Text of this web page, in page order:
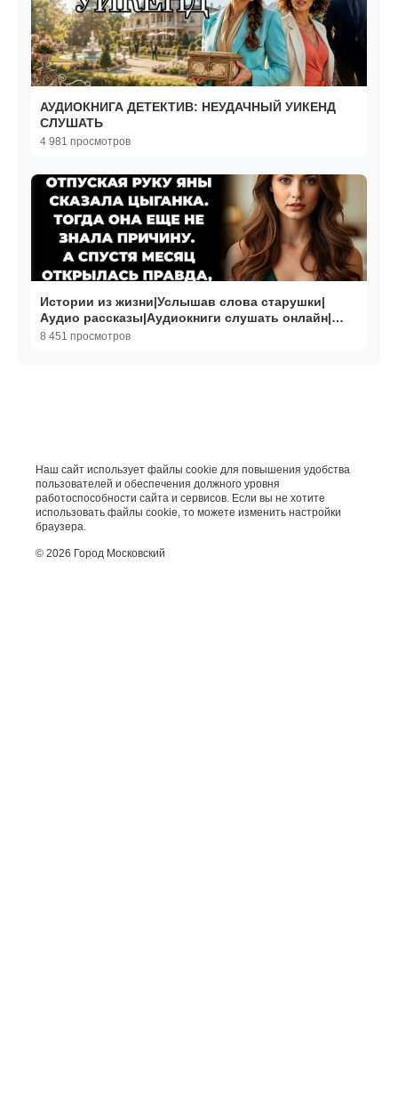
АУДИОКНИГА ДЕТЕКТИВ: НЕУДАЧНЫЙ УИКЕНД
СЛУШАТЬ
4 981 просмотров
Истории из жизни|Услышав слова старушки|
Аудио рассказы|Аудиокниги слушать онлайн|
Жизненные истории
8 451 просмотров
Наш сайт использует файлы cookie для повышения удобства
пользователей и обеспечения должного уровня
работоспособности сайта и сервисов. Если вы не хотите
использовать файлы cookie, то можете изменить настройки
браузера.
© 2026 Город Московский